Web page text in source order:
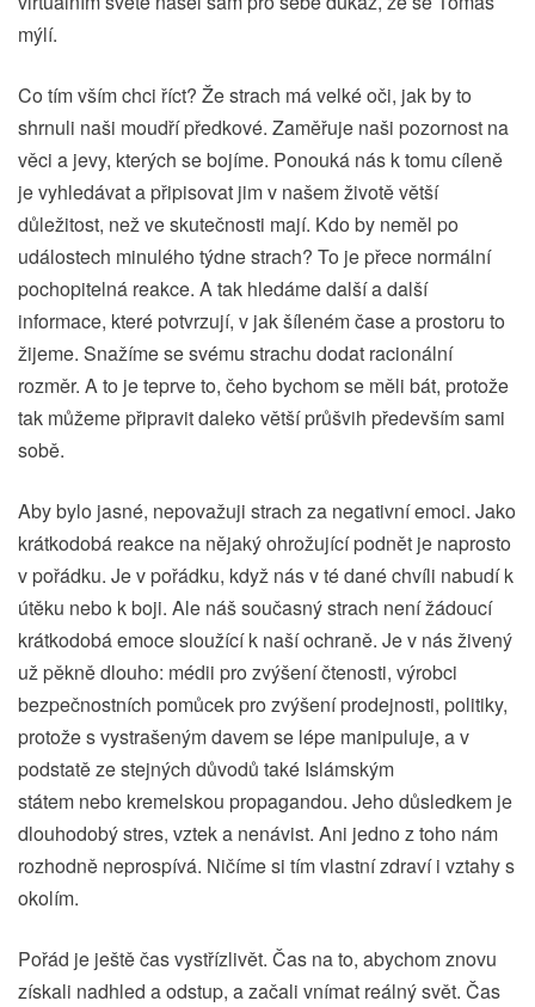
mýlí.
Co tím vším chci říct? Že strach má velké oči, jak by to
shrnuli naši moudří předkové. Zaměřuje naši pozornost na
věci a jevy, kterých se bojíme. Ponouká nás k tomu cíleně
je vyhledávat a připisovat jim v našem životě větší
důležitost, než ve skutečnosti mají. Kdo by neměl po
událostech minulého týdne strach? To je přece normální
pochopitelná reakce. A tak hledáme další a další
informace, které potvrzují, v jak šíleném čase a prostoru to
žijeme. Snažíme se svému strachu dodat racionální
rozměr. A to je teprve to, čeho bychom se měli bát, protože
tak můžeme připravit daleko větší průšvih především sami
sobě.
Aby bylo jasné, nepovažuji strach za negativní emoci. Jako
krátkodobá reakce na nějaký ohrožující podnět je naprosto
v pořádku. Je v pořádku, když nás v té dané chvíli nabudí k
útěku nebo k boji. Ale náš současný strach není žádoucí
krátkodobá emoce sloužící k naší ochraně. Je v nás živený
už pěkně dlouho: médii pro zvýšení čtenosti, výrobci
bezpečnostních pomůcek pro zvýšení prodejnosti, politiky,
protože s vystrašeným davem se lépe manipuluje, a v
podstatě ze stejných důvodů také Islámským
státem nebo kremelskou propagandou. Jeho důsledkem je
dlouhodobý stres, vztek a nenávist. Ani jedno z toho nám
rozhodně neprospívá. Ničíme si tím vlastní zdraví i vztahy s
okolím.
Pořád je ještě čas vystřízlivět. Čas na to, abychom znovu
získali nadhled a odstup, a začali vnímat reálný svět. Čas